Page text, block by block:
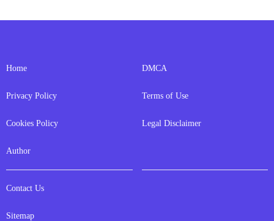
Home
Privacy Policy
Cookies Policy
Author
DMCA
Terms of Use
Legal Disclaimer
Contact Us
Sitemap